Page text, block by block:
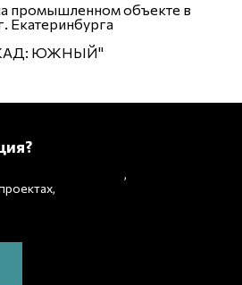
промышленном объекте в
Екатеринбурга
ЮЖНЫЙ"
,
индивидуальное